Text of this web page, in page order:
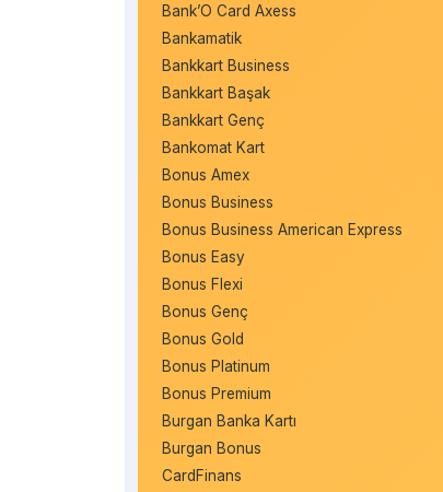
Bank’O Card Axess
Bankamatik
Bankkart Business
Bankkart Başak
Bankkart Genç
Bankomat Kart
Bonus Amex
Bonus Business
Bonus Business American Express
Bonus Easy
Bonus Flexi
Bonus Genç
Bonus Gold
Bonus Platinum
Bonus Premium
Burgan Banka Kartı
Burgan Bonus
CardFinans